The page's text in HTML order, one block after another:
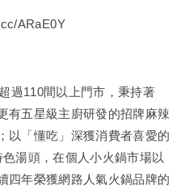
ARaE0Y
過110間以上門市，秉持著
有五星級主廚研發的招牌麻辣
以「懂吃」深獲消費者喜愛的
湯頭，在個人小火鍋市場以
四年榮獲網路人氣火鍋品牌的